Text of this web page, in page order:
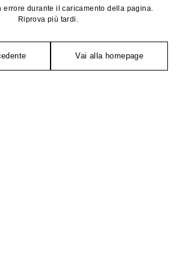
errore durante il caricamento della pagina.
Riprova più tardi.
Vai alla homepage